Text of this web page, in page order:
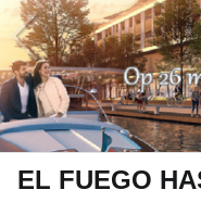
EL FUEGO